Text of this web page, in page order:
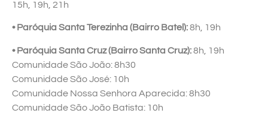
15h, 19h, 21h
• Paróquia Santa Terezinha (Bairro Batel):8h, 19h
• Paróquia Santa Cruz (Bairro Santa Cruz):8h, 19h
Comunidade São João: 8h30
Comunidade São José: 10h
Comunidade Nossa Senhora Aparecida: 8h30
Comunidade São João Batista: 10h